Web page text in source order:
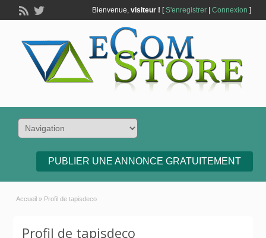
Bienvenue, visiteur ! [S'enregistrer| Connexion ]
PUBLIER UNE ANNONCE GRATUITEMENT
Accueil » Profil de tapisdeco
Profil de tapisdeco